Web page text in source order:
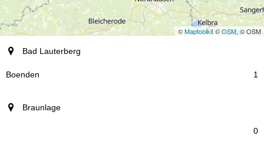
©Maptoolkit©OSM, © OSM
ort
Boenden
Bad Lauterberg
1
Braunlage
0